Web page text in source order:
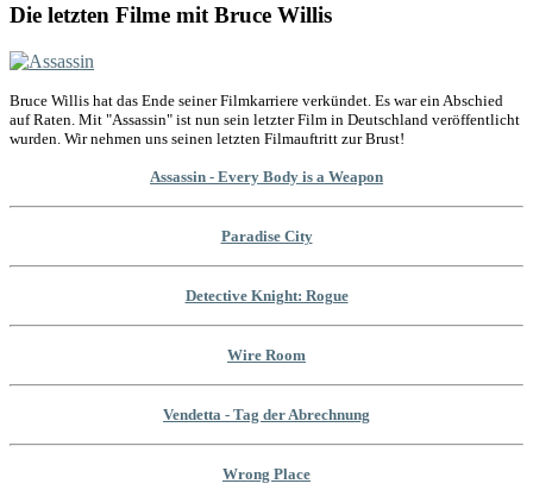
Die letzten Filme mit Bruce Willis
Bruce Willis hat das Ende seiner Filmkarriere verkündet. Es war ein Abschied
auf Raten. Mit "Assassin" ist nun sein letzter Film in Deutschland veröffentlicht
wurden. Wir nehmen uns seinen letzten Filmauftritt zur Brust!
Assassin - Every Body is a Weapon
Paradise City
Detective Knight: Rogue
Wire Room
Vendetta - Tag der Abrechnung
Wrong Place